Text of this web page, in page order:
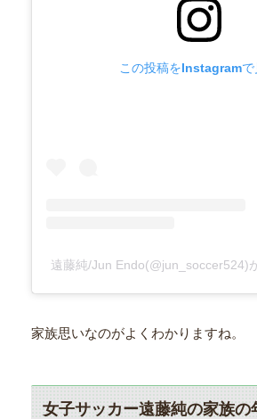
この投稿をInstagramで
遠藤純/Jun Endo(@jun_soccer524)
家族思いなのがよくわかりますね。
女子サッカー遠藤純の家族の